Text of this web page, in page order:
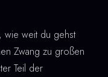
wie weit du gehst
Zwang zu großen
Teil der